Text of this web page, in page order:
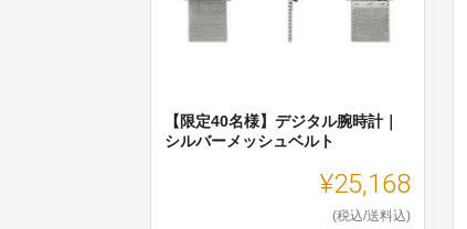
【限定40名様】デジタル腕時計｜
シルバーメッシュベルト
¥25,168
(税込/送料込)